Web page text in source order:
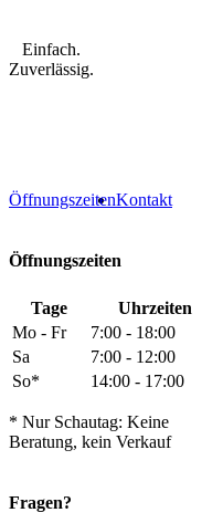
Einfach.
Zuverlässig.
ÖffnungszeitenKontakt
Öffnungszeiten
Tage
Uhrzeiten
Mo - Fr
7:00 - 18:00
Sa
7:00 - 12:00
So*
14:00 - 17:00
* Nur Schautag: Keine
Beratung, kein Verkauf
Fragen?